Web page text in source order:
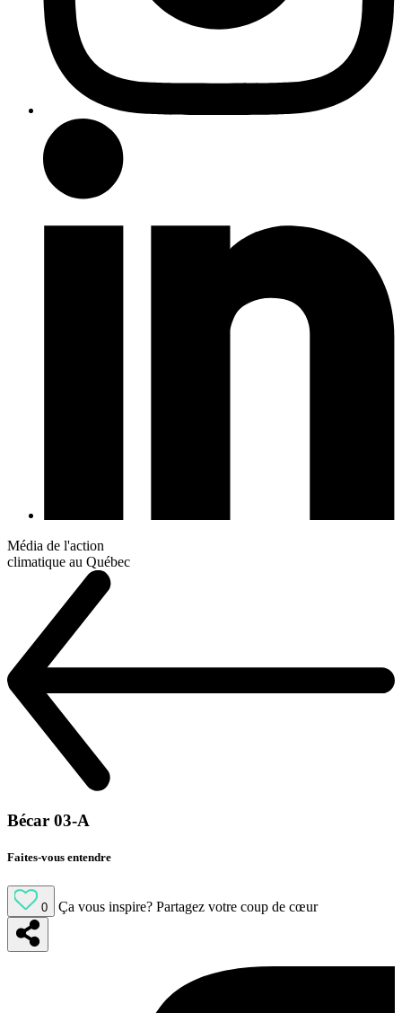
Média de l'action
climatique au Québec
Bécar 03-A
Faites-vous entendre
0 Ça vous inspire? Partagez votre coup de cœur